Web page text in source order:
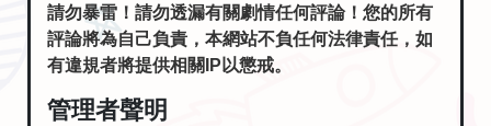
請勿暴雷！請勿透漏有關劇情任何評論！您的所有
評論將為自己負責，本網站不負任何法律責任，如
有違規者將提供相關IP以懲戒。
管理者聲明